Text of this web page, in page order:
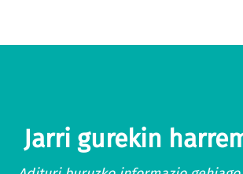
Jarri gurekin